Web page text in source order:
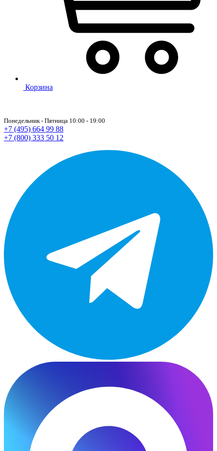
Корзина
Понедельник - Пятница 10:00 - 19:00
+7 (495) 664 99 88
+7 (800) 333 50 12